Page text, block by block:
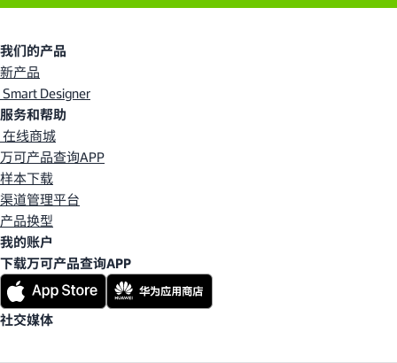
我们的产品
新产品
Smart Designer
服务和帮助
在线商城
万可产品查询APP
样本下载
渠道管理平台
产品换型
我的账户
下载万可产品查询APP
社交媒体